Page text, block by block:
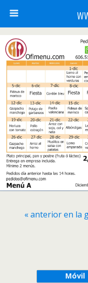
« anterior en la
Móvil